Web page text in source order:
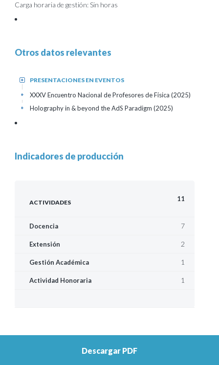
Carga horaria de gestión: Sin horas
Otros datos relevantes
PRESENTACIONES EN EVENTOS
+
XXXV Encuentro Nacional de Profesores de Física (2025)
+
Holography in & beyond the AdS Paradigm (2025)
+
Indicadores de producción
ACTIVIDADES 11
Docencia 7
Extensión 2
Gestión Académica 1
Actividad Honoraria 1
Descargar PDF